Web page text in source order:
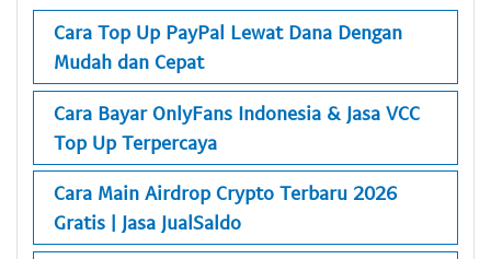
Cara Top Up PayPal Lewat Dana Dengan
Mudah dan Cepat
Cara Bayar OnlyFans Indonesia & Jasa VCC
Top Up Terpercaya
Cara Main Airdrop Crypto Terbaru 2026
Gratis | Jasa JualSaldo